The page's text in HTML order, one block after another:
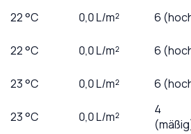
22°C 0,0L/m²
6
22°C 0,0L/m²
6
23°C 0,0L/m²
6
23°C 0,0L/m²
4